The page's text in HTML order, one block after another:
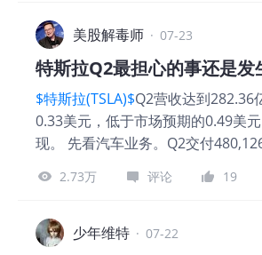
额（该配额最初是在阿联酋退出该
息署数据，美国商业原油库存增加
均水平低约6%。 图片 EBC金融集
阻。相对强弱指数显示超买状态，
行情风云变幻，给账户做一次“特
系，仅需5秒钟，就能从六个维度
免责条款】：本材料仅供一般参考
美股解毒师 · 07-23
特斯拉Q2最担心的事还是
$特斯拉(TSLA)$Q2营收达到282.36
0.33美元，低于市场预期的0.49美
现。 先看汽车业务。Q2交付
长10%。交付高于产量约2.84万
压达到2023年以来最高水平，需
16.3%。监管积分收入也从去年同
2.73万 评论 19
少年维特 · 07-22